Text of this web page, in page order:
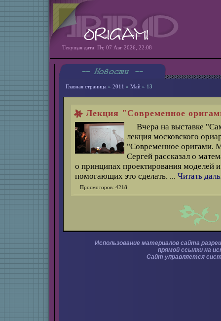
Текущая дата: Пт, 07 Авг 2026, 22:08
Главная страница » 2011 » Май » 13
Лекция "Современное
Вчера на выставке
лекция московского
"Современное оригами.
Сергей рассказал о
о принципах проектирования моделей
помогающих это сделать. ... Читать
Просмоторов: 4218
Использование материалов сайта
прямой ссылки на
Сайт управляется